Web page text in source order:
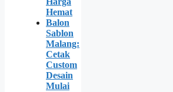
Hemat
Balon
Sablon
Malang:
Cetak
Custom
Desain
Mulai